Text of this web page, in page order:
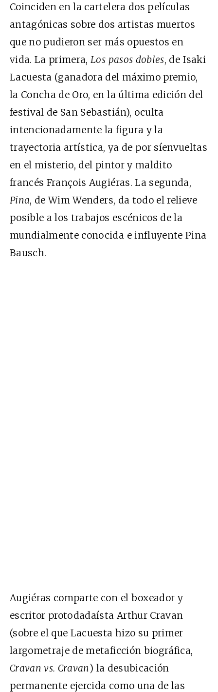
Coinciden en la cartelera dos películas
antagónicas sobre dos artistas muertos
que no pudieron ser más opuestos en
vida. La primera,Los pasos dobles, de Isaki
Lacuesta (ganadora del máximo premio,
la Concha de Oro, en la última edición del
festival de San Sebastián), oculta
intencionadamente la figura y la
trayectoria artística, ya de por síenvueltas
en el misterio, del pintor y maldito
francés François Augiéras. La segunda,
Pina, de Wim Wenders, da todo el relieve
posible a los trabajos escénicos de la
mundialmente conocida e influyente Pina
Bausch.
Augiéras comparte con el boxeador y
escritor protodadaísta Arthur Cravan
(sobre el que Lacuesta hizo su primer
largometraje de metaficción biográfica,
Cravan vs. Cravan) la desubicación
permanente ejercida como una de las